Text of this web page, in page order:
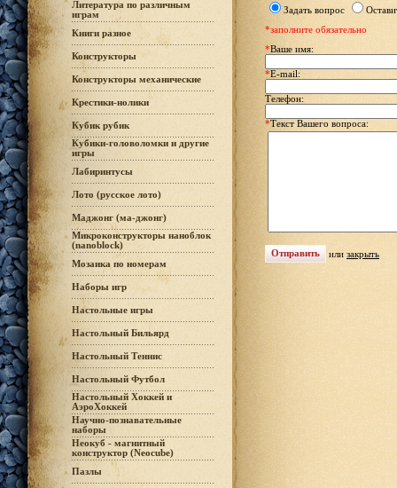
Литература по различным
играм
Книги разное
Конструкторы
Конструкторы механические
Крестики-нолики
Кубик рубик
Кубики-головоломки и другие
игры
Лабиринтусы
Лото (русское лото)
Маджонг (ма-джонг)
Микроконструкторы наноблок
(nanoblock)
Мозаика по номерам
Наборы игр
Настольные игры
Настольный Бильярд
Настольный Теннис
Настольный Футбол
Настольный Хоккей и
АэроХоккей
Научно-познавательные
наборы
Неокуб - магнитный
конструктор (Neocube)
Пазлы
Задать вопрос
*заполните обязательно
*Ваше имя:
*E-mail:
Телефон:
*Текст Вашего вопроса:
или закрыть